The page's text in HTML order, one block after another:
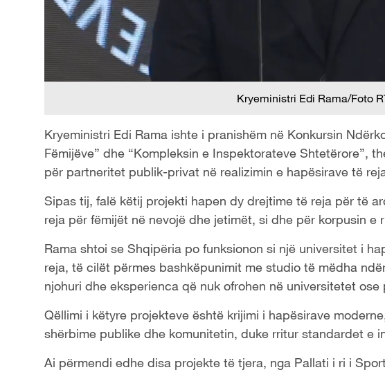
Kryeministri Edi Rama/Foto
Kryeministri Edi Rama ishte i pranishëm në Konkursin
Fëmijëve” dhe “Kompleksin e Inspektorateve Shtetërore”,
për partneritet publik-privat në realizimin e hapësirave të
Sipas tij, falë këtij projekti hapen dy drejtime të reja për të
reja për fëmijët në nevojë dhe jetimët, si dhe për korpusin e
Rama shtoi se Shqipëria po funksionon si një universitet i
reja, të cilët përmes bashkëpunimit me studio të mëdha
njohuri dhe eksperienca që nuk ofrohen në universitetet ose
Qëllimi i këtyre projekteve është krijimi i hapësirave
shërbime publike dhe komunitetin, duke rritur standardet e
Ai përmendi edhe disa projekte të tjera, nga Pallati i ri i